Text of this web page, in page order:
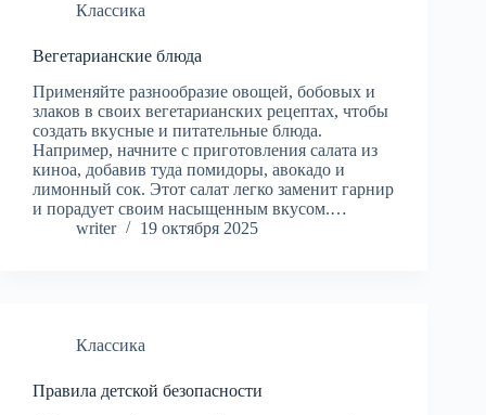
Классика
Вегетарианские блюда
Применяйте разнообразие овощей, бобовых и
злаков в своих вегетарианских рецептах, чтобы
создать вкусные и питательные блюда.
Например, начните с приготовления салата из
киноа, добавив туда помидоры, авокадо и
лимонный сок. Этот салат легко заменит гарнир
и порадует своим насыщенным вкусом.…
writer
19 октября 2025
Классика
Правила детской безопасности